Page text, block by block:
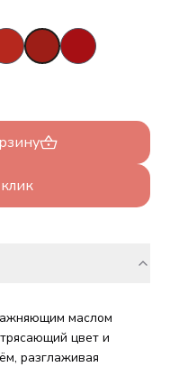
маслом
цвет и
разглаживая